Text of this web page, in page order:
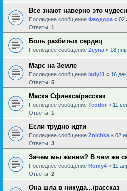
Все знают наверно это
Последнее сообщение Феодора « 02
Ответы: 1
Боль разбитых сердец
Последнее сообщение Zeyna « 18
Марс на Земле
Последнее сообщение lady11 « 16
Ответы: 5
Маска Сфинкса/рассказ
Последнее сообщение Teodor « 11
Ответы: 1
Если трудно идти
Последнее сообщение Znichka « 02
Ответы: 3
Зачем мы живем? В чем же
Последнее сообщение Romy4 « 11
Ответы: 2
Она шла в никуда.../рассказ